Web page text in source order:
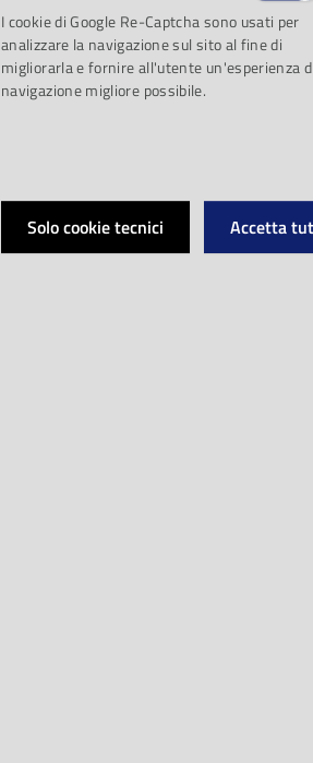
Parmatramite la
I cookie di Google Re-Captcha sono usati per
analizzare la navigazione sul sito al fine di
migliorarla e fornire all'utente un'esperienza
navigazione migliore possibile.
Solo cookie tecnici Accetta